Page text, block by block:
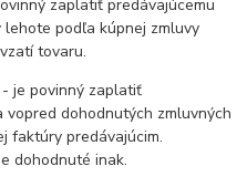
zaplatiť predávajúcemu
podľa kúpnej zmluvy
tovaru.
je povinný zaplatiť
dohodnutých zmluvných
faktúry predávajúcim.
dohodnuté inak.